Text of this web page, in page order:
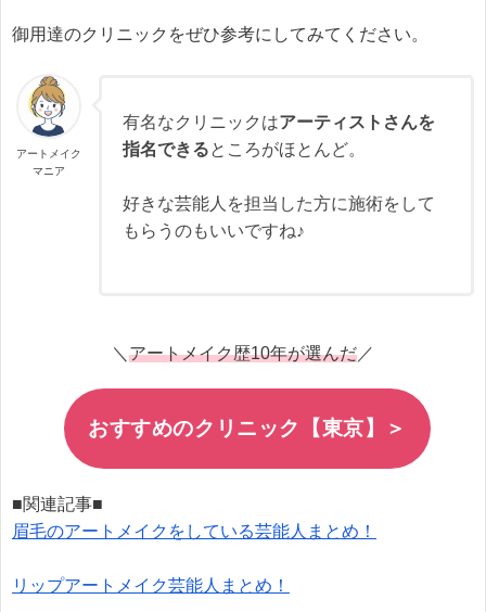
御用達のクリニックをぜひ参考にしてみてください。
アートメイク
マニア
有名なクリニックはアーティストさんを
指名できるところがほとんど。
好きな芸能人を担当した方に施術をして
もらうのもいいですね♪
＼ アートメイク歴10年が選んだ ／
おすすめのクリニック【東京】＞
■関連記事■
眉毛のアートメイクをしている芸能人まとめ！
リップアートメイク芸能人まとめ！